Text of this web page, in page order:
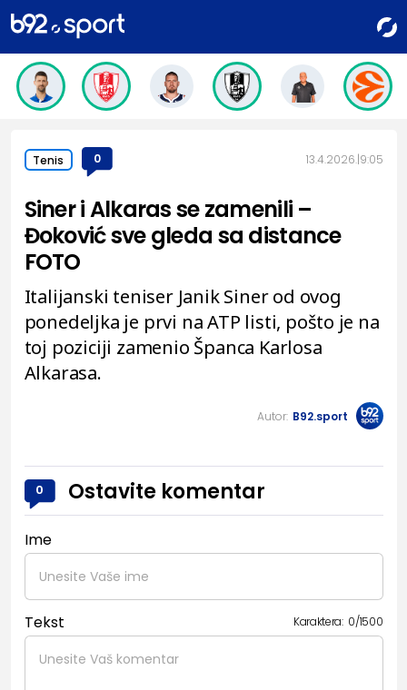
Tenis 0 13.4.2026. 9:05
Siner i Alkaras se zamenili –
Đoković sve gleda sa distance
FOTO
Italijanski teniser Janik Siner od ovog
ponedeljka je prvi na ATP listi, pošto je na
toj poziciji zamenio Španca Karlosa
Alkarasa.
Autor: B92.sport
0 Ostavite komentar
Ime
Tekst Karaktera: 0/1500